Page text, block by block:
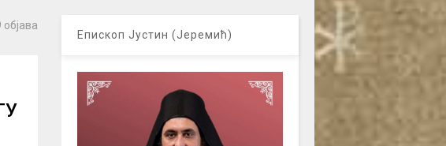
Епископ Јустин (Јеремић)